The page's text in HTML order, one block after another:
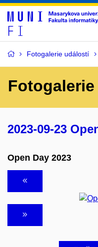
Fotogalerie událostí
2023-09-23
Open Day 2023